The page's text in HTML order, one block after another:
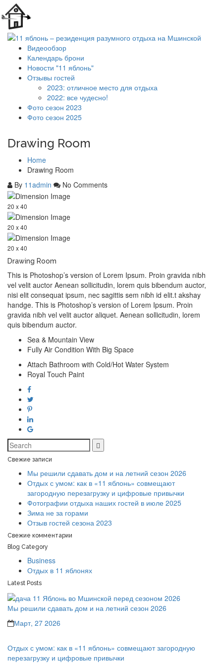
Видеообзор
Календарь брони
Новости "11 яблонь"
Отзывы гостей
2023: отличное место для отдыха
2022: все чудесно!
Фото сезон 2023
Фото сезон 2025
Drawing Room
Home
Drawing Room
By 11admin No Comments
20 x 40
20 x 40
20 x 40
Drawing Room
This is Photoshop’s version of Lorem Ipsum. Proin gravida nibh
vel velit auctor Aenean sollicitudin, lorem quis bibendum auctor,
nisi elit consequat ipsum, nec sagittis sem nibh id elit.t akshay
handge. This is Photoshop’s version of Lorem Ipsum. Proin
gravida nibh vel velit auctor aliquet. Aenean sollicitudin, lorem
quis bibendum auctor.
Sea & Mountain View
Fully Air Condition With Big Space
Attach Bathroom with Cold/Hot Water System
Royal Touch Paint
Свежие записи
Мы решили сдавать дом и на летний сезон 2026
Отдых с умом: как в «11 яблонь» совмещают
загородную перезагрузку и цифровые привычки
Фотографии отдыха наших гостей в июле 2025
Зима не за горами
Отзыв гостей сезона 2023
Свежие комментарии
Blog Category
Business
Отдых в 11 яблонях
Latest Posts
Мы решили сдавать дом и на летний сезон 2026
Март, 27 2026
Отдых с умом: как в «11 яблонь» совмещают загородную
перезагрузку и цифровые привычки